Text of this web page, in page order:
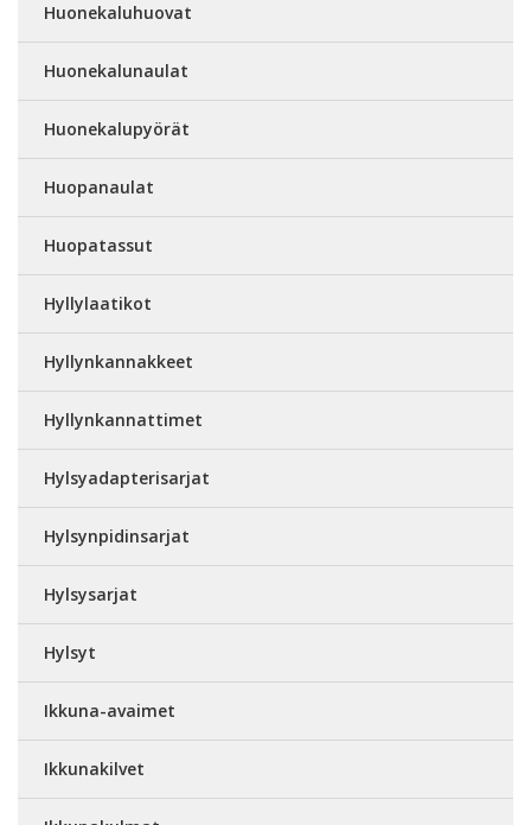
Huonekaluhuovat
Huonekalunaulat
Huonekalupyörät
Huopanaulat
Huopatassut
Hyllylaatikot
Hyllynkannakkeet
Hyllynkannattimet
Hylsyadapterisarjat
Hylsynpidinsarjat
Hylsysarjat
Hylsyt
Ikkuna-avaimet
Ikkunakilvet